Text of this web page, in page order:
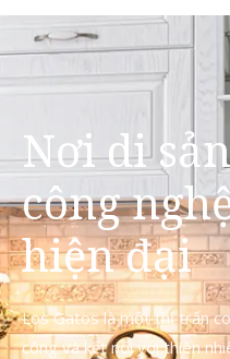
Nơi di
công
hiện đại
Los Gatos là một thị trấn
công và kết nối với thiên